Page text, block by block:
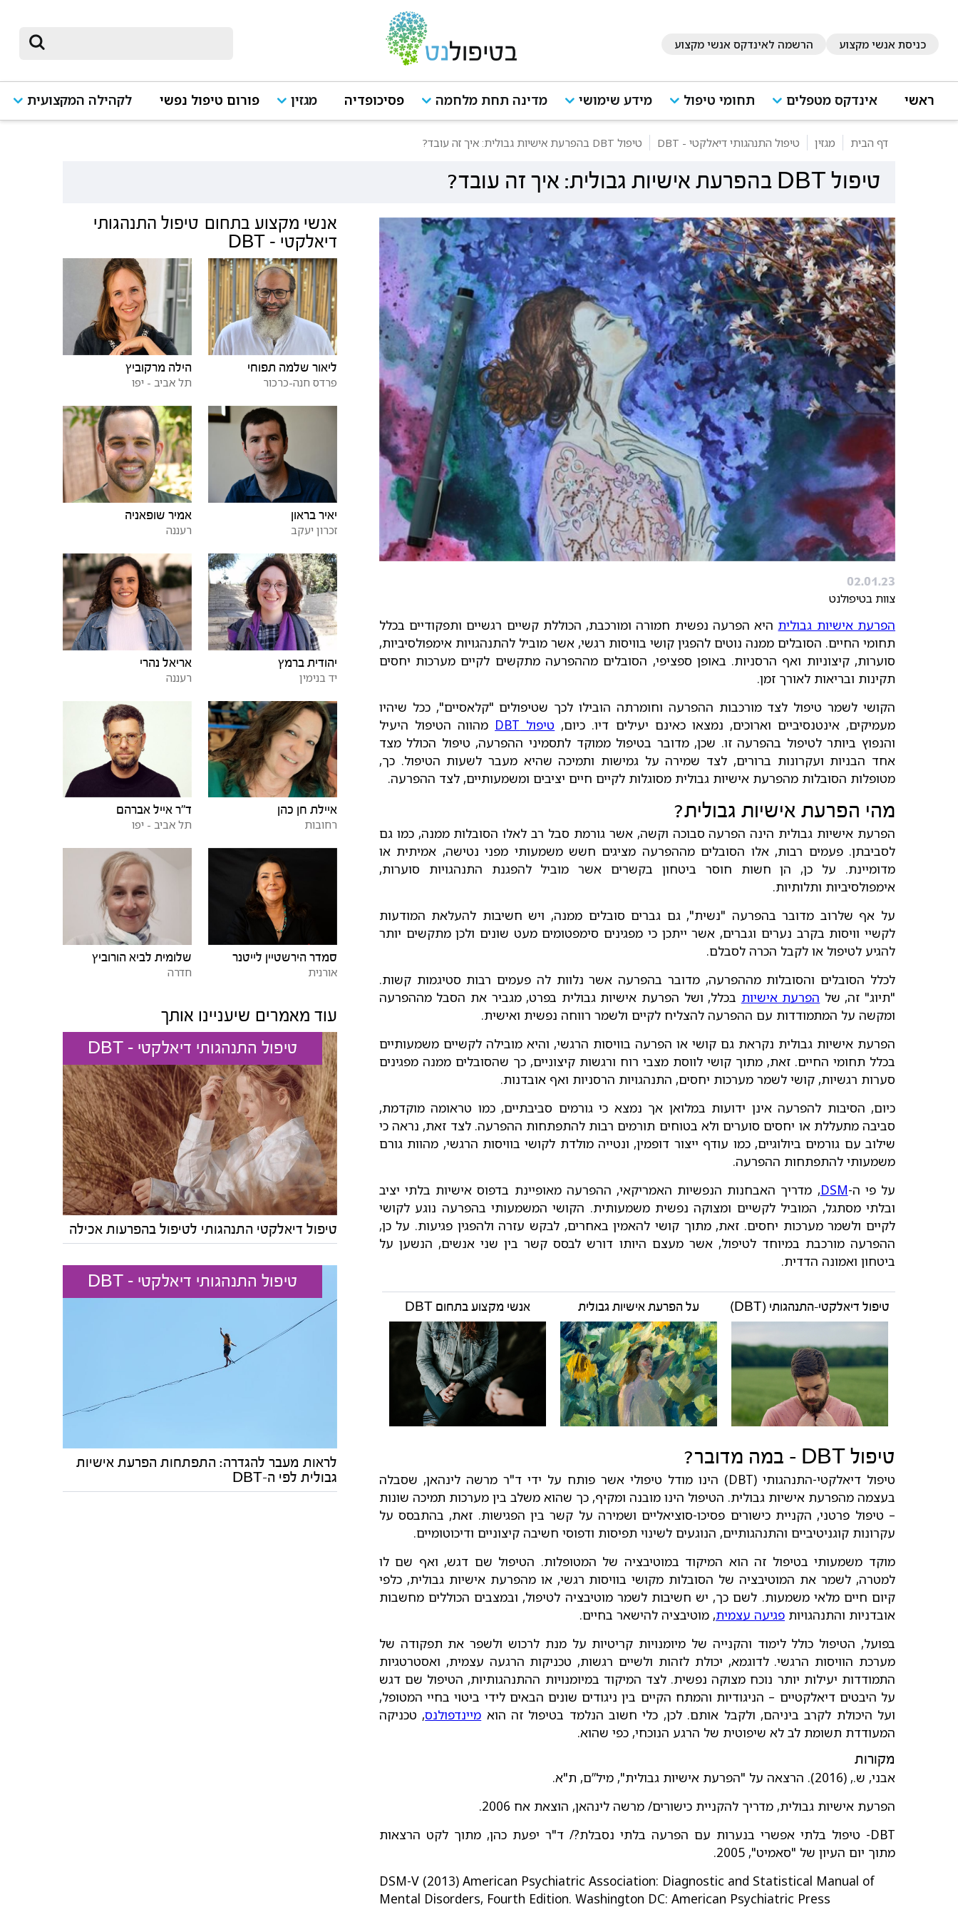
כניסת אנשי מקצוע הרשמה לאינדקס אנשי מקצוע
ראשי אינדקס מטפלים תחומי טיפול מידע שימושי מדינה תחת מלחמה פסיכופדיה מגזין פורום טיפול נפשי לקהילה המקצועית
דף הבית מגזין טיפול התנהגותי דיאלקטי - DBT טיפול DBT בהפרעת אישיות גבולית: איך זה עובד?
טיפול DBT בהפרעת אישיות גבולית: איך זה עובד?
02.01.23
צוות בטיפולנט
הפרעת אישיות גבולית היא הפרעה נפשית חמורה ומורכבת, הכוללת קשיים רגשיים ותפקודיים בכלל
תחומי החיים. הסובלים ממנה נוטים להפגין קושי בוויסות רגשי, אשר מוביל להתנהגויות אימפולסיביות,
סוערות, קיצוניות ואף הרסניות. באופן ספציפי, הסובלים מההפרעה מתקשים לקיים מערכות יחסים
תקינות ובריאות לאורך זמן.
הקושי לשמר טיפול לצד מורכבות ההפרעה וחומרתה הובילו לכך שטיפולים "קלאסיים", ככל שיהיו
מעמיקים, אינטנסיביים וארוכים, נמצאו כאינם יעילים דיו. כיום, טיפול DBT
מהווה הטיפול היעיל
והנפוץ ביותר לטיפול בהפרעה זו. שכן, מדובר בטיפול ממוקד לתסמיני ההפרעה, טיפול הכולל מצד
אחד הבניות ועקרונות ברורים, לצד שמירה על גמישות ותמיכה שהיא מעבר לשעות הטיפול. כך,
מטופלות הסובלות מהפרעת אישיות גבולית מסוגלות לקיים חיים יציבים ומשמעותיים, לצד ההפרעה.
מהי הפרעת אישיות גבולית?
הפרעת אישיות גבולית הינה הפרעה סבוכה וקשה, אשר גורמת סבל רב לאלו הסובלות ממנה, כמו גם
לסביבתן. פעמים רבות, אלו הסובלים מההפרעה מציגים חשש משמעותי מפני נטישה, אמיתית או
מדומיינת. על כן, הן חשות חוסר ביטחון בקשרים אשר מוביל להפגנת התנהגויות סוערות,
אימפולסיביות ותלותיות.
על אף שלרוב מדובר בהפרעה "נשית", גם גברים סובלים ממנה, ויש חשיבות להעלאת המודעות
לקשיי וויסות בקרב נערים וגברים, אשר ייתכן כי מפגינים סימפטומים מעט שונים ולכן מתקשים יותר
להגיע לטיפול או לקבל הכרה לסבלם.
לכלל הסובלים והסובלות מההפרעה, מדובר בהפרעה אשר נלוות לה פעמים רבות סטיגמות קשות.
"תיוג" זה, של הפרעת אישיות בכלל, ושל הפרעת אישיות גבולית בפרט, מגביר את הסבל מההפרעה
ומקשה על המתמודדות עם ההפרעה להצליח לקיים ולשמר רווחה נפשית ואישית.
הפרעת אישיות גבולית נקראת גם קושי או הפרעה בוויסות הרגשי, והיא מובילה לקשיים משמעותיים
בכלל תחומי החיים. זאת, מתוך קושי לווסת מצבי רוח ורגשות קיצוניים, כך שהסובלים ממנה מפגינים
סערות רגשיות, קושי לשמר מערכות יחסים, התנהגויות הרסניות ואף אובדנות.
כיום, הסיבות להפרעה אינן ידועות במלואן אך נמצא כי גורמים סביבתיים, כמו טראומה מוקדמת,
סביבה מתעללת או יחסים סוערים ולא בטוחים תורמים רבות להתפתחות ההפרעה. לצד זאת, נראה כי
שילוב עם גורמים ביולוגיים, כמו עודף ייצור דופמין, ונטייה מולדת לקושי בוויסות הרגשי, מהוות גורם
משמעותי להתפתחות ההפרעה.
על פי ה-DSM, מדריך האבחנות הנפשיות האמריקאי, ההפרעה מאופיינת בדפוס אישיות בלתי יציב
ובלתי מסתגל, המוביל לקשיים ומצוקה נפשית משמעותית. הקושי המשמעותי בהפרעה נוגע לקושי
לקיים ולשמר מערכות יחסים. זאת, מתוך קושי להאמין באחרים, לבקש עזרה ולהפגין פגיעות. על כן,
ההפרעה מורכבת במיוחד לטיפול, אשר מעצם היותו דורש לבסס קשר בין שני אנשים, הנשען על
ביטחון ואמונה הדדית.
טיפול דיאלקטי-התנהגותי (DBT) על הפרעת אישיות גבולית אנשי מקצוע בתחום DBT
טיפול DBT – במה מדובר?
טיפול דיאלקטי-התנהגותי (DBT) הינו מודל טיפולי אשר פותח על ידי ד"ר מרשה לינהאן, שסבלה
בעצמה מהפרעת אישיות גבולית. הטיפול הינו מובנה ומקיף, כך שהוא משלב בין מערכות תמיכה שונות
– טיפול פרטני, הקניית כישורים פסיכו-סוציאליים ושמירה על קשר בין הפגישות. זאת, בהתבסס על
עקרונות קוגניטיביים והתנהגותיים, הנוגעים לשינוי תפיסות ודפוסי חשיבה קיצוניים ודיכוטומיים.
מוקד משמעותי בטיפול זה הוא המיקוד במוטיבציה של המטופלות. הטיפול שם דגש, ואף שם לו
למטרה, לשמר את המוטיבציה של הסובלות מקושי בוויסות רגשי, או מהפרעת אישיות גבולית, כלפי
קיום חיים מלאי משמעות. לשם כך, יש חשיבות לשמר מוטיבציה לטיפול, ובמצבים הכוללים מחשבות
אובדניות והתנהגויות פגיעה עצמית, מוטיבציה להישאר בחיים.
בפועל, הטיפול כולל לימוד והקנייה של מיומנויות קריטיות על מנת לרכוש ולשפר את תפקודה של
מערכת הוויסות הרגשי. לדוגמא, יכולת לזהות ולשיים רגשות, טכניקות הרגעה עצמית, ואסטרטגיות
התמודדות יעילות יותר נוכח מצוקה נפשית. לצד המיקוד במיומנויות ההתנהגותיות, הטיפול שם דגש
על היבטים דיאלקטיים – הניגודיות והמתח הקיים בין ניגודים שונים הבאים לידי ביטוי בחיי המטופל,
ועל היכולת לקרב ביניהם, ולקבל אותם. לכן, כלי חשוב הנלמד בטיפול זה הוא מיינדפולנס, טכניקה
המעודדת תשומת לב לא שיפוטית של הרגע הנוכחי, כפי שהוא.
מקורות
אבני, ש., (2016). הרצאה על "הפרעת אישיות גבולית", מיל”ם, ת"א.
הפרעת אישיות גבולית, מדריך להקניית כישורים/ מרשה לינהאן, הוצאת אח 2006.
DBT- טיפול בלתי אפשרי בנערות עם הפרעה בלתי נסבלת?/ ד"ר יפעת כהן, מתוך לקט הרצאות
מתוך יום העיון של "סאמיט", 2005.
DSM-V (2013) American Psychiatric Association: Diagnostic and Statistical Manual of
Mental Disorders, Fourth Edition. Washington DC: American Psychiatric Press
אנשי מקצוע בתחום טיפול התנהגותי
דיאלקטי - DBT
ליאור שלמה תפוחי
פרדס חנה-כרכור
הילה מרקוביץ
תל אביב - יפו
יאיר בראון
זכרון יעקב
אמיר שופאניה
רעננה
יהודית ברמץ
יד בנימין
אריאל נהרי
רעננה
איילת חן כהן
רחובות
ד"ר אייל אברהם
תל אביב - יפו
סמדר הירשטיין לייטנר
אורנית
שלומית לביא הורוביץ
חדרה
עוד מאמרים שיעניינו אותך
טיפול התנהגותי דיאלקטי - DBT
טיפול דיאלקטי התנהגותי לטיפול בהפרעות אכילה
טיפול התנהגותי דיאלקטי - DBT
לראות מעבר להגדרה: התפתחות הפרעת אישיות
גבולית לפי ה-DBT